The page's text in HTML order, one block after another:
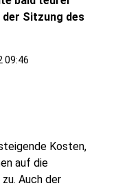
der Sitzung des
09:46
Kosten,
auf die
Auch der